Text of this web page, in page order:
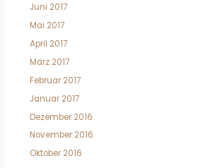
Juni 2017
Mai 2017
April 2017
März 2017
Februar 2017
Januar 2017
Dezember 2016
November 2016
Oktober 2016